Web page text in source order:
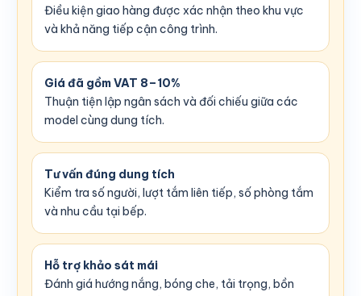
Điều kiện giao hàng được xác nhận theo khu vực
và khả năng tiếp cận công trình.
Giá đã gồm VAT 8–10%
Thuận tiện lập ngân sách và đối chiếu giữa các
model cùng dung tích.
Tư vấn đúng dung tích
Kiểm tra số người, lượt tắm liên tiếp, số phòng tắm
và nhu cầu tại bếp.
Hỗ trợ khảo sát mái
Đánh giá hướng nắng, bóng che, tải trọng, bồn